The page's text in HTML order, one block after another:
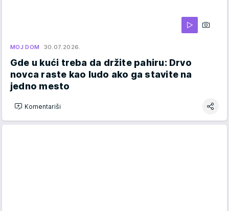
MOJ DOM 30.07.2026.
Gde u kući treba da držite pahiru: Drvo
novca raste kao ludo ako ga stavite na
jedno mesto
Komentariši